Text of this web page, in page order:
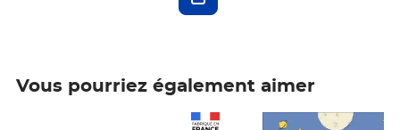
Vous pourriez également aimer
Prix 7,50€